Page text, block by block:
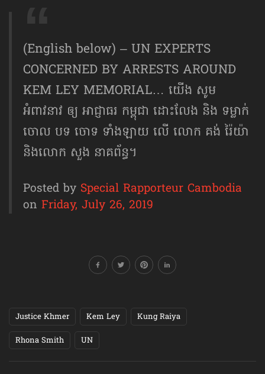
(English below) – UN EXPERTS
CONCERNED BY ARRESTS AROUND
KEM LEY MEMORIAL… យើង សូម
អំពាវនាវ ឲ្យ អាជ្ញាធរ កម្ពុជា ដោះលែង និង ទម្លាក់
ចោល បទ ចោទ ទាំងឡាយ លើ លោក គង់ រ៉ៃយ៉ា
និងលោក សួង នាគព័ន្ធ។
Posted by Special Rapporteur Cambodia
onFriday, July 26, 2019
Justice Khmer Kem Ley Kung Raiya
Rhona Smith UN